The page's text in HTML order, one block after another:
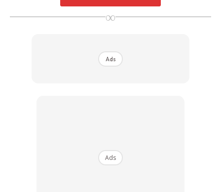
media sosial, YouTube. Kesemua teknik menggunting
termasuk merapi dan memotong rambut itu dipelajarinya
∞
Ads
Ads